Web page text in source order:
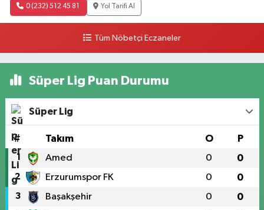
0 (232) 512 45 81 Yol Tarifi Al
Tüm Nöbetçi Eczaneler
Süper Lig Puan Durumu
Süper Lig
# Takım O P
1 Amed 0 0
2 Erzurumspor FK 0 0
3 Başakşehir 0 0